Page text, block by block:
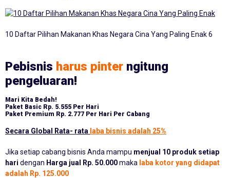
10 Daftar Pilihan Makanan Khas Negara Cina Yang Paling Enak 6
Pebisnis harus pinter ngitung
pengeluaran!
Mari Kita Bedah!
Paket Basic Rp. 5.555 Per Hari
Paket Premium Rp. 2.777 Per Hari Per Cabang
Secara Global Rata- rata laba bisnis adalah 25%
Jika setiap cabang bisnis Anda mampu menjual 10 produk setiap
hari dengan Harga jual Rp. 50.000maka laba kotor yang didapat
adalah Rp. 125.000